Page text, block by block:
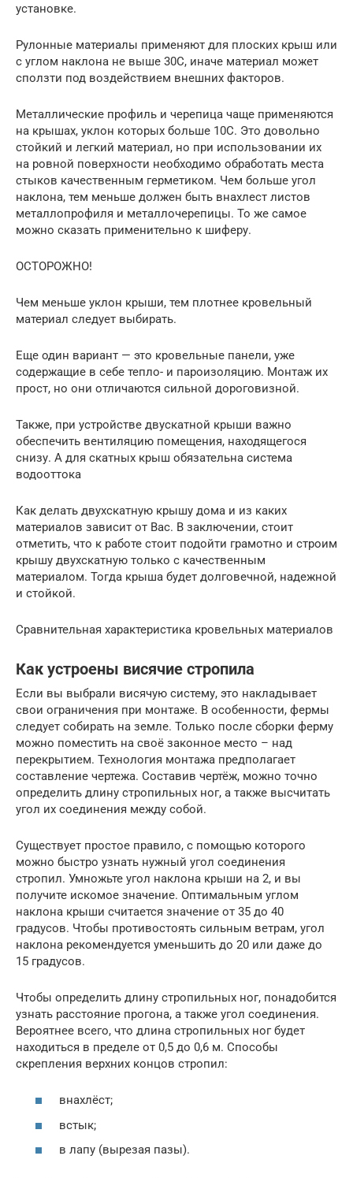
установке.
Рулонные материалы применяют для плоских крыш или
с углом наклона не выше 30C, иначе материал может
сползти под воздействием внешних факторов.
Металлические профиль и черепица чаще применяются
на крышах, уклон которых больше 10C. Это довольно
стойкий и легкий материал, но при использовании их
на ровной поверхности необходимо обработать места
стыков качественным герметиком. Чем больше угол
наклона, тем меньше должен быть внахлест листов
металлопрофиля и металлочерепицы. То же самое
можно сказать применительно к шиферу.
ОСТОРОЖНО!
Чем меньше уклон крыши, тем плотнее кровельный
материал следует выбирать.
Еще один вариант — это кровельные панели, уже
содержащие в себе тепло- и пароизоляцию. Монтаж их
прост, но они отличаются сильной дороговизной.
Также, при устройстве двускатной крыши важно
обеспечить вентиляцию помещения, находящегося
снизу. А для скатных крыш обязательна система
водооттока
Как делать двухскатную крышу дома и из каких
материалов зависит от Вас. В заключении, стоит
отметить, что к работе стоит подойти грамотно и строим
крышу двухскатную только с качественным
материалом. Тогда крыша будет долговечной, надежной
и стойкой.
Сравнительная характеристика кровельных материалов
Как устроены висячие стропила
Если вы выбрали висячую систему, это накладывает
свои ограничения при монтаже. В особенности, фермы
следует собирать на земле. Только после сборки ферму
можно поместить на своё законное место – над
перекрытием. Технология монтажа предполагает
составление чертежа. Составив чертёж, можно точно
определить длину стропильных ног, а также высчитать
угол их соединения между собой.
Существует простое правило, с помощью которого
можно быстро узнать нужный угол соединения
стропил. Умножьте угол наклона крыши на 2, и вы
получите искомое значение. Оптимальным углом
наклона крыши считается значение от 35 до 40
градусов. Чтобы противостоять сильным ветрам, угол
наклона рекомендуется уменьшить до 20 или даже до
15 градусов.
Чтобы определить длину стропильных ног, понадобится
узнать расстояние прогона, а также угол соединения.
Вероятнее всего, что длина стропильных ног будет
находиться в пределе от 0,5 до 0,6 м. Способы
скрепления верхних концов стропил:
внахлёст;
встык;
в лапу (вырезая пазы).